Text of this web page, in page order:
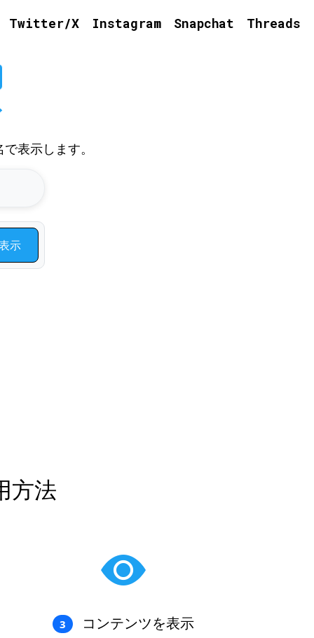
Twitter/X Instagram Snapchat Threads
表示します。
示
方法
3 コンテンツを表示